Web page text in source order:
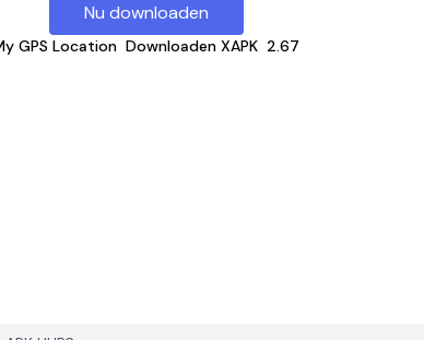
Nu downloaden
GPS Location Downloaden XAPK 2.67